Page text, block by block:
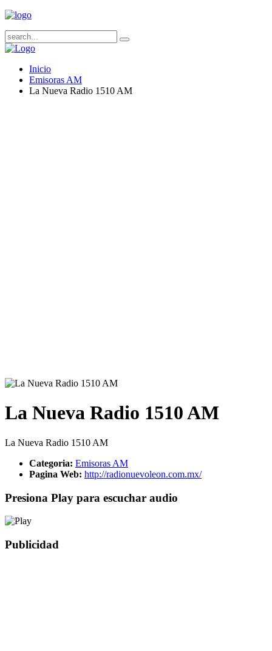
Inicio
Emisoras AM
La Nueva Radio 1510 AM
La Nueva Radio 1510 AM
La Nueva Radio 1510 AM
Categoria: Emisoras AM
Pagina Web: http://radionuevoleon.com.mx/
Presiona Play para escuchar audio
Publicidad